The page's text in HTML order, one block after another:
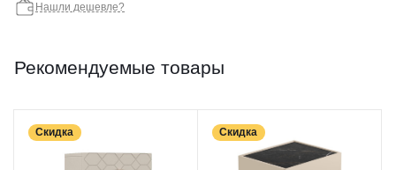
Нашли дешевле?
Рекомендуемые товары
Скидка Скидка